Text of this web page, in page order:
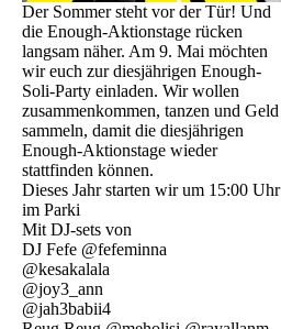
Der Sommer steht vor der Tür! Und
die Enough-Aktionstage rücken
langsam näher. Am 9. Mai möchten
wir euch zur diesjährigen Enough-
Soli-Party einladen. Wir wollen
zusammenkommen, tanzen und Geld
sammeln, damit die diesjährigen
Enough-Aktionstage wieder
stattfinden können.
Dieses Jahr starten wir um 15:00 Uhr
im Parki
Mit DJ-sets von
DJ Fefe @fefeminna
@kesakalala
@joy3_ann
@jah3babii4